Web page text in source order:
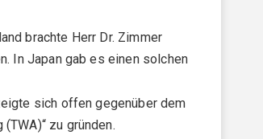
brachte Herr Dr. Zimmer
In Japan gab es einen solchen
sich offen gegenüber dem
zu gründen.